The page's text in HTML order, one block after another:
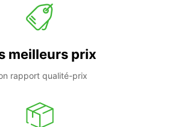
meilleurs prix
rapport qualité-prix